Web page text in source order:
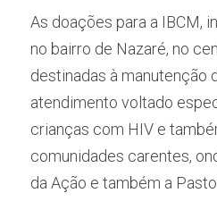
As doações para a IBCM,
no bairro de Nazaré, no
destinadas à manutenção
atendimento voltado
crianças com HIV e
comunidades carentes,
da Ação e também a